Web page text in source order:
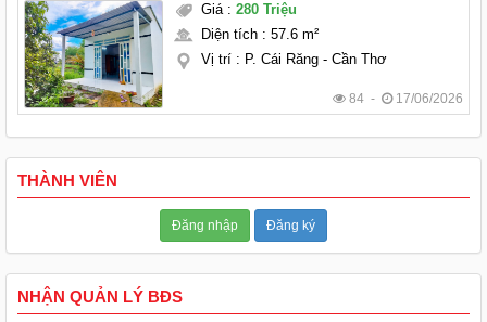
Giá: 280 Triệu
Diện tích: 57.6 m²
Vị trí: P. Cái Răng - Cần Thơ
84 - 17/06/2026
THÀNH VIÊN
Đăng nhập Đăng ký
NHẬN QUẢN LÝ BĐS